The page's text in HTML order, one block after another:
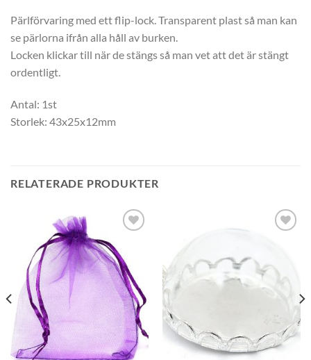
Pärlförvaring med ett flip-lock. Transparent plast så man kan
se pärlorna ifrån alla håll av burken.
Locken klickar till när de stängs så man vet att det är stängt
ordentligt.
Antal: 1st
Storlek: 43x25x12mm
RELATERADE PRODUKTER
till i
önskelistan
till i
önskelistan